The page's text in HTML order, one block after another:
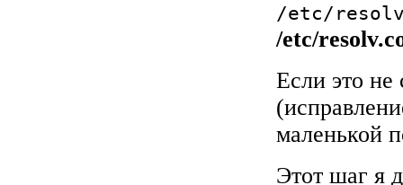
/etc/
/etc/
Если это не
маленькой
Этот шаг я